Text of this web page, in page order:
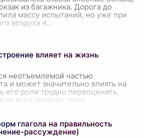
из багажника. Дорога до
массу испытаний, но уже при
воздуха я...
влияет на жизнь
неотъемлемой частью
и может значительно влиять на
его роли трудно переоценить,
на всех уровнях: псих
глагола на правильность
рассуждение)